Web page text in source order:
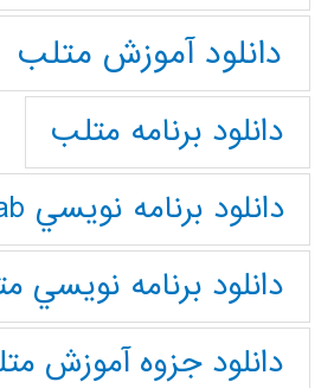
دانلود آموزش متلب
دانلود برنامه متلب
دانلود برنامه نويسي Matlab
دانلود برنامه نويسي
دانلود جزوه آموزش